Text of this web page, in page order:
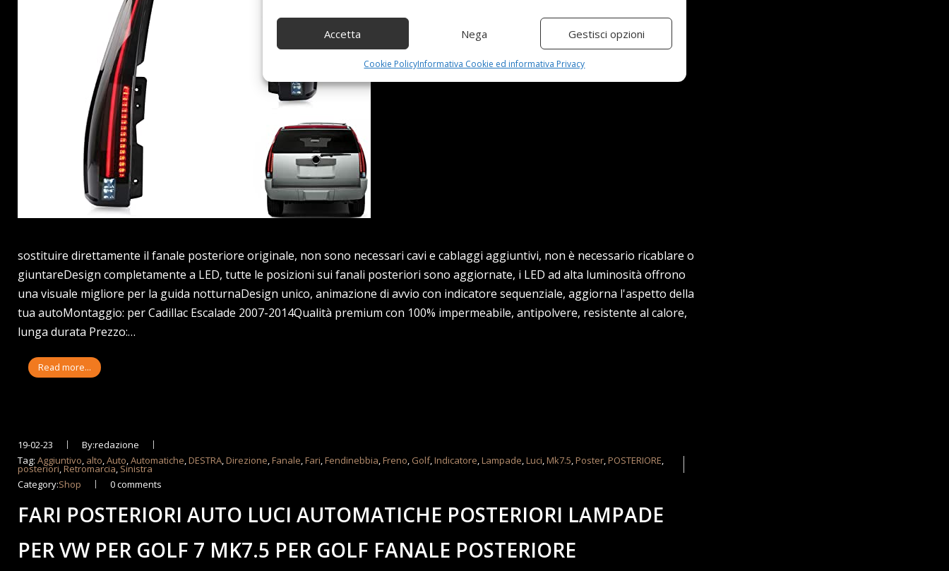
Accetta Nega Gestisci opzioni
Cookie PolicyInformativa Cookie ed informativa Privacy
sostituire direttamente il fanale posteriore originale, non sono necessari cavi e cablaggi aggiuntivi, non è necessario ricablare o
giuntareDesign completamente a LED, tutte le posizioni sui fanali posteriori sono aggiornate, i LED ad alta luminosità offrono
una visuale migliore per la guida notturnaDesign unico, animazione di avvio con indicatore sequenziale, aggiorna l'aspetto della
tua autoMontaggio: per Cadillac Escalade 2007-2014Qualità premium con 100% impermeabile, antipolvere, resistente al calore,
lunga durata Prezzo:…
Read more...
19-02-23
By:redazione
Tag:Aggiuntivo alto ,Auto ,Automatiche ,DESTRA ,Direzione ,Fanale ,Fari ,Fendinebbia ,Freno Golf,Indicatore ,Lampade ,Luci ,Mk7.5 ,Poster ,POSTERIORE
posteriori ,Retromarcia Sinistra
Category:Shop 0 comments
FARI POSTERIORI AUTO LUCI AUTOMATICHE POSTERIORI LAMPADE
PER VW PER GOLF 7 MK7.5 PER GOLF FANALE POSTERIORE